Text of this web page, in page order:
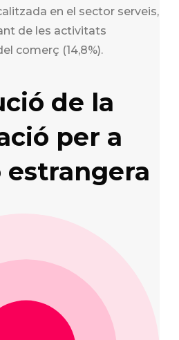
en el sector serveis,
de les activitats
comerç (14,8%).
de la
per a
estrangera